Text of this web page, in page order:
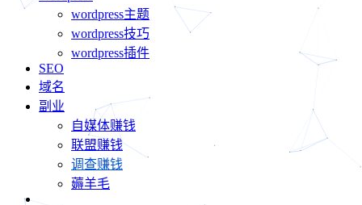
wordpress主题
wordpress技巧
wordpress插件
SEO
域名
副业
自媒体赚钱
联盟赚钱
调查赚钱
薅羊毛